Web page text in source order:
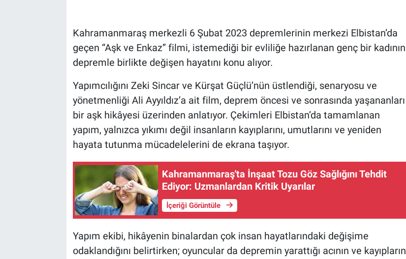
Kahramanmaraş merkezli 6 Şubat 2023 depremlerinin merkezi Elbistan’da
geçen “Aşk ve Enkaz” filmi, istemediği bir evliliğe hazırlanan genç bir kadının
depremle birlikte değişen hayatını konu alıyor.
Yapımcılığını Zeki Sincar ve Kürşat Güçlü’nün üstlendiği, senaryosu ve
yönetmenliği Ali Ayyıldız’a ait film, deprem öncesi ve sonrasında yaşananları
bir aşk hikâyesi üzerinden anlatıyor. Çekimleri Elbistan’da tamamlanan
yapım, yalnızca yıkımı değil insanların kayıplarını, umutlarını ve yeniden
hayata tutunma mücadelelerini de ekrana taşıyor.
Kahramanmaraş'ta İnşaat Tozu Göz Sağlığını Tehdit
Ediyor: Uzmanlardan Kritik Uyarılar
İçeriği Görüntüle
Yapım ekibi, hikâyenin binalardan çok insan hayatlarındaki değişime
odaklandığını belirtirken; oyuncular da depremin yarattığı acının ve kayıpların